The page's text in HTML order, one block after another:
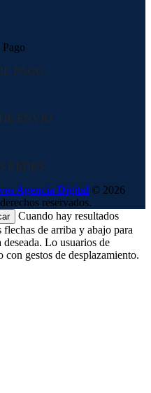
PAGO
ENVIO
REDES
Agencia Digital © 2026
reservados.
Cuando hay resultados
de arriba y abajo para
Lo usuarios de
gestos de desplazamiento.